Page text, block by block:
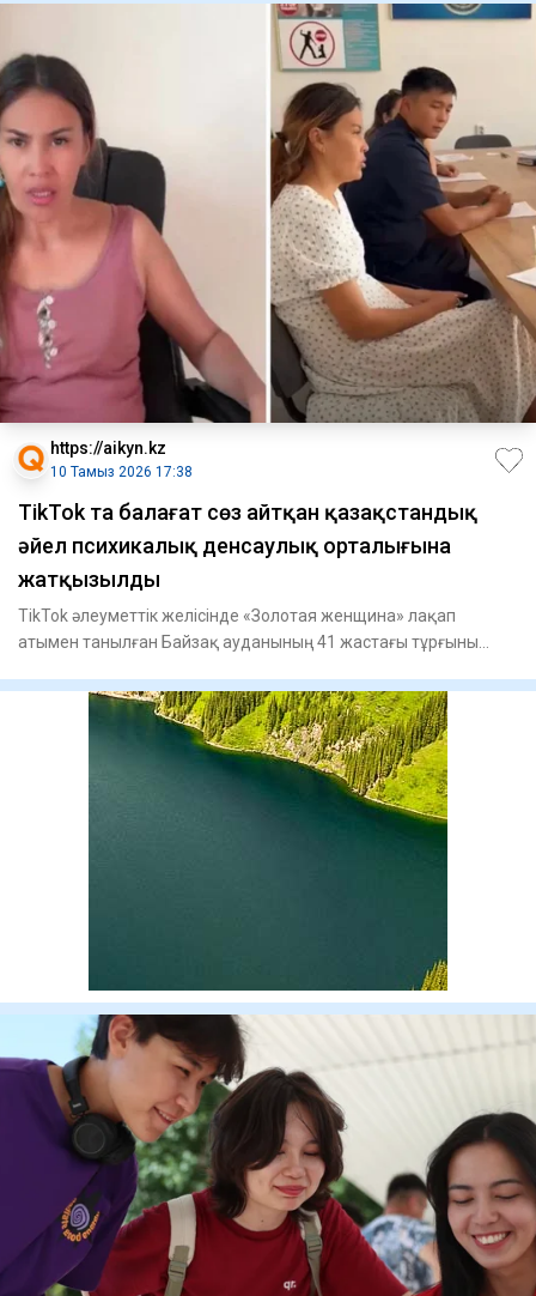
https://aikyn.kz
10 Тамыз 2026 17:38
TikTok та балағат сөз айтқан қазақстандық
әйел психикалық денсаулық орталығына
жатқызылды
TikTok әлеуметтік желісінде «Золотая женщина» лақап
атымен танылған Байзақ ауданының 41 жастағы тұрғыны